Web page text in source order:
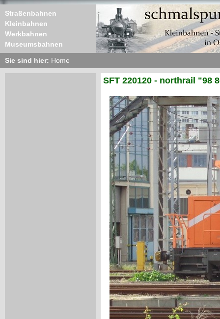
Straßenbahnen
Kleinbahnen
Werkbahnen
Museumsbahnen
Sie sind hier: Home
SFT 220120 - northrail "98